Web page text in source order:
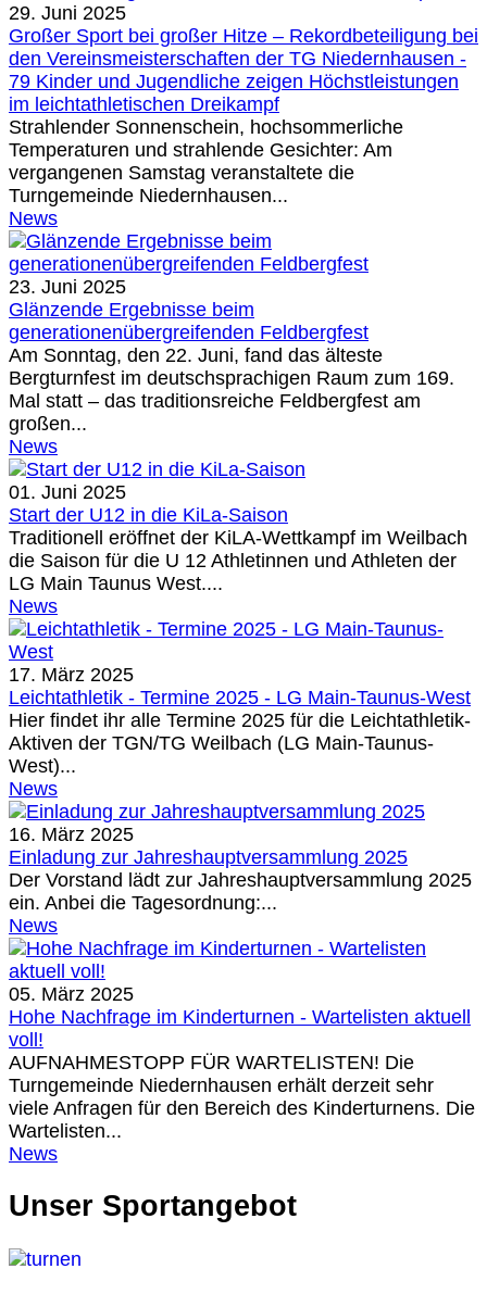
29. Juni 2025
Großer Sport bei großer Hitze – Rekordbeteiligung bei
den Vereinsmeisterschaften der TG Niedernhausen -
79 Kinder und Jugendliche zeigen Höchstleistungen
im leichtathletischen Dreikampf
Strahlender Sonnenschein, hochsommerliche
Temperaturen und strahlende Gesichter: Am
vergangenen Samstag veranstaltete die
Turngemeinde Niedernhausen...
News
23. Juni 2025
Glänzende Ergebnisse beim
generationenübergreifenden Feldbergfest
Am Sonntag, den 22. Juni, fand das älteste
Bergturnfest im deutschsprachigen Raum zum 169.
Mal statt – das traditionsreiche Feldbergfest am
großen...
News
01. Juni 2025
Start der U12 in die KiLa-Saison
Traditionell eröffnet der KiLA-Wettkampf im Weilbach
die Saison für die U 12 Athletinnen und Athleten der
LG Main Taunus West....
News
17. März 2025
Leichtathletik - Termine 2025 - LG Main-Taunus-West
Hier findet ihr alle Termine 2025 für die Leichtathletik-
Aktiven der TGN/TG Weilbach (LG Main-Taunus-
West)...
News
16. März 2025
Einladung zur Jahreshauptversammlung 2025
Der Vorstand lädt zur Jahreshauptversammlung 2025
ein. Anbei die Tagesordnung:...
News
05. März 2025
Hohe Nachfrage im Kinderturnen - Wartelisten aktuell
voll!
AUFNAHMESTOPP FÜR WARTELISTEN! Die
Turngemeinde Niedernhausen erhält derzeit sehr
viele Anfragen für den Bereich des Kinderturnens. Die
Wartelisten...
News
Unser Sportangebot